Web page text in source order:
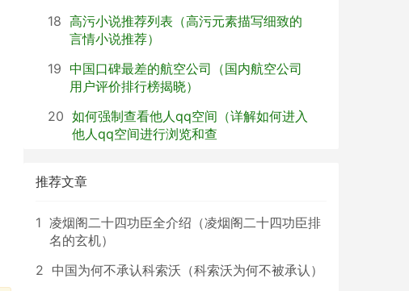
18 高污小说推荐列表（高污元素描写细致的
言情小说推荐）
19 中国口碑最差的航空公司（国内航空公司
用户评价排行榜揭晓）
20 如何强制查看他人qq空间（详解如何进入
他人qq空间进行浏览和查
推荐文章
1 凌烟阁二十四功臣全介绍（凌烟阁二十四功臣排
名的玄机）
2 中国为何不承认科索沃（科索沃为何不被承认）